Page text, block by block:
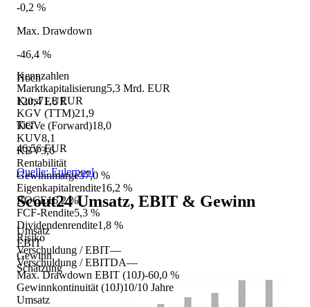
Kennzahlen
Marktkapitalisierung5,3 Mrd. EUR
Kurs71,8 EUR
KGV (TTM)21,9
KGVe (Forward)18,0
KUV8,1
KBV3,6
Rentabilität
Gewinnmarge37,0 %
Eigenkapitalrendite16,2 %
ROCE16,2 %
FCF-Rendite5,3 %
Dividendenrendite1,8 %
Risiko
Verschuldung / EBIT—
Verschuldung / EBITDA—
Max. Drawdown EBIT (10J)-60,0 %
Gewinnkontinuität (10J)10/10 Jahre
Umsatz
-0,2 %
Max. Drawdown
-46,4 %
Hoch
120,4 EUR
Tief
46,56 EUR
Quelle: Eulerpool
Scout24Umsatz, EBIT & Gewinn
Umsatz
EBIT
Gewinn
Schätzung